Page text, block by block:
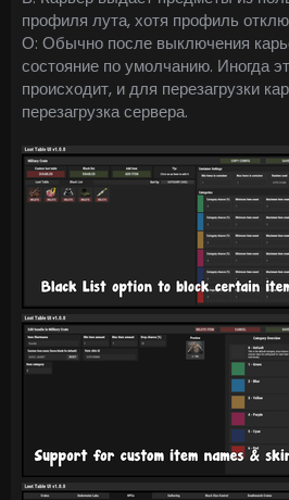
профиля лута, хотя профиль
О: Обычно после выключения
состояние по умолчанию. Иногда
происходит, и для перезагрузки
перезагрузка сервера.